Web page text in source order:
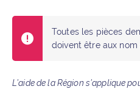
Toutes les pièces
doivent être aux
L’aide de la Région s’applique